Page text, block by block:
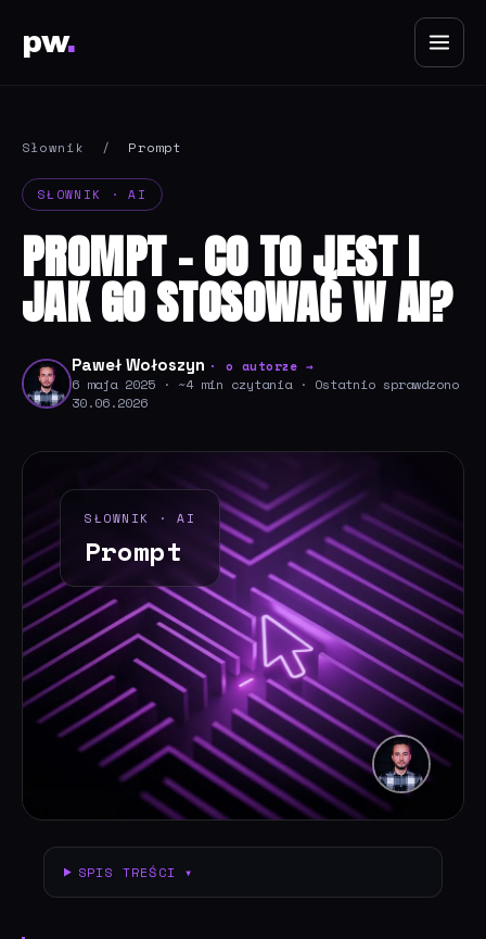
pw.
Słownik / Prompt
SŁOWNIK · AI
PROMPT - CO TO JEST I
JAK GO STOSOWAĆ W AI?
Paweł Wołoszyn · o autorze →
6 maja 2025 · ~4 min czytania · Ostatnio sprawdzono
30.06.2026
SŁOWNIK · AI
Prompt
SPIS TREŚCI ▾